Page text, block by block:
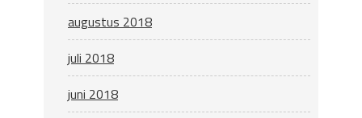
augustus 2018
juli 2018
juni 2018